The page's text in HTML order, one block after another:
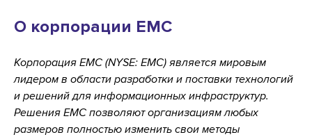
О корпорации EMC
Корпорация EMC (NYSE: EMC) является мировым
лидером в области разработки и поставки технологий
и решений для информационных инфраструктур.
Решения EMC позволяют организациям любых
размеров полностью изменить свои методы